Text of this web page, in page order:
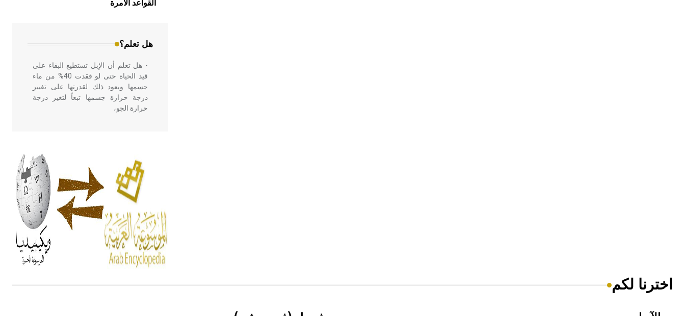
القواعد الآمرة
هل تعلم؟
في بلاد الشام ومصر خاصة، حيث يحرص
- هل تعلم أن الإبل تستطيع البقاء على
قيد الحياة حتى لو فقدت 40% من ماء
جسمها ويعود ذلك لقدرتها على تغيير
درجة حرارة جسمها تبعاً لتغير درجة
حرارة الجو،
أربعة مؤلفات هي: الحكم، الأدلة، تنظيم
التغذية، ورسالته في جروح الرأس.
ويعود له الفضل بأنه حرر الطب من
الدين والفلسفة.
- هل تعلم أن المرجان إفراز حيواني
يتكون في البحر ويتركب من مادة
كربونات الكلسيوم، وهو أحمر أو شديد
الحمرة وهو أجود أنواعه، ويمتاز بكبر
الحجم ويسمى الش
اخترنا لكم